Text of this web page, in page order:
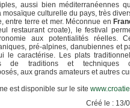
aussi bien méditerranéennes
mosaïque culturelle du pays, très
entre terre et mer. Méconnue en
restaurant croate), le festival
aux potentialités réelles.
pré-alpines, danubiennes et
le caractérise. Les plats
de traditions et techniques
aux grands amateurs et autres
est disponible sur le site
Créé le : 13/